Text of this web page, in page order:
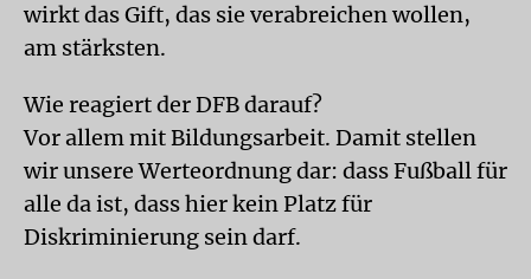
wirkt das Gift, das sie verabreichen wollen,
am stärksten.
Wie reagiert der DFB darauf?
Vor allem mit Bildungsarbeit. Damit stellen
wir unsere Werteordnung dar: dass Fußball für
alle da ist, dass hier kein Platz für
Diskriminierung sein darf.